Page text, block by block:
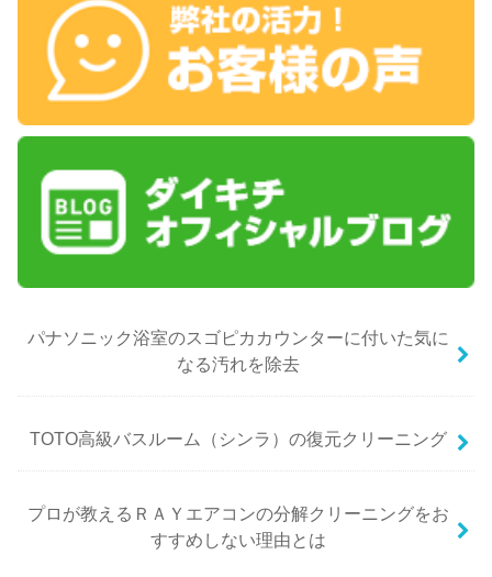
パナソニック浴室のスゴピカカウンターに付いた気に
なる汚れを除去
TOTO高級バスルーム（シンラ）の復元クリーニング
プロが教えるＲＡＹエアコンの分解クリーニングをお
すすめしない理由とは